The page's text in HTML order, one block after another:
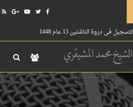
التسجيل في دروة الناشئين 13 عام 1448